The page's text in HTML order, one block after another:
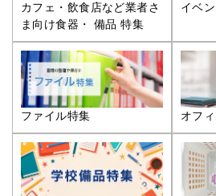
カフェ・飲食店など業者さ
ま向け食器・ 備品 特集
イベ
ファイル特集 オフ